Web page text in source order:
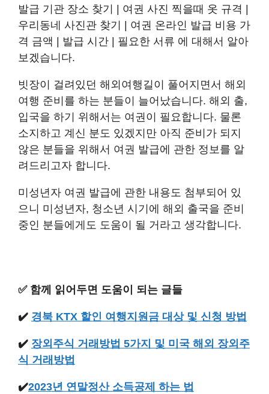
발급 기관 장소 찾기 | 여권 사진 찍을때 옷 규격 |
우리동네 사진관 찾기 | 여권 온라인 발급 비용 가
격 금액 | 발급 시간 | 필요한 서류 에 대해서 알아
보겠습니다.
빗장이 걸려있던 해외여행길이 풀어지면서 해외
여행 준비를 하는 분들이 늘어났습니다. 해외 출,
입국을 하기 위해서는 여권이 필요합니다. 물론
소지하고 계신 분도 있겠지만 아직 준비가 되지
않은 분들을 위해서 여권 발급에 관한 정보를 알
려드리고자 합니다.
미성년자 여권 발급에 관한 내용도 첨부되어 있
으니 미성년자, 청소년 시기에 해외 출국을 준비
중인 분들에게도 도움이 될 거라고 생각합니다.
✅ 함께 읽어두면 도움이 되는 글들
✔️ 경북 KTX 할인 여행지원금 대상 및 신청 방법
✔️ 장외주식 거래방법 5가지 및 미국 해외 장외주
식 거래방법
✔️2023년 연말정산 소득공제 하는 법